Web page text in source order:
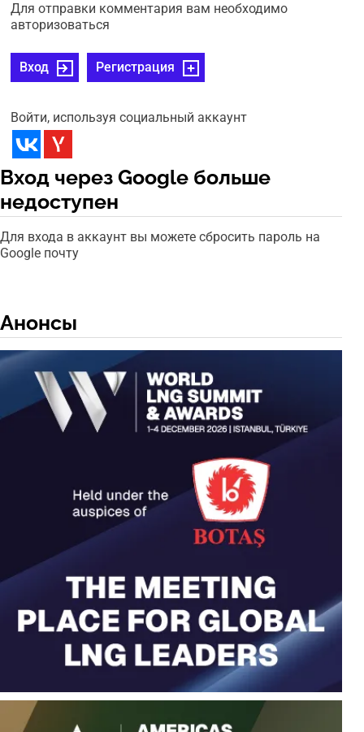
Для отправки комментария вам необходимо
авторизоваться
Вход Регистрация
Войти, используя социальный аккаунт
Вход через Google больше
недоступен
Для входа в аккаунт вы можете сбросить пароль на
Google почту
Анонсы